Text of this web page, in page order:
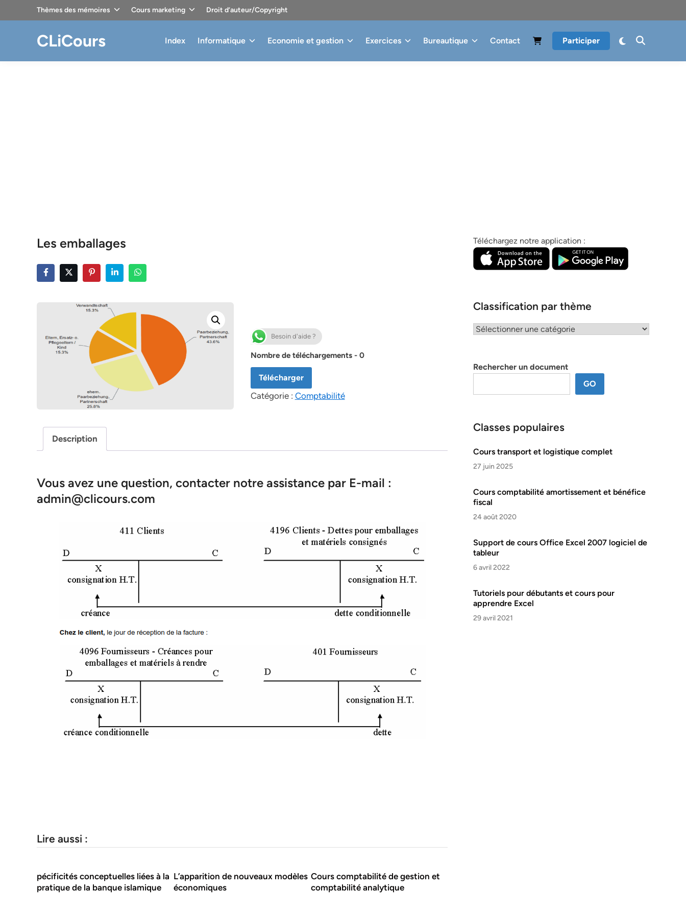
Thèmes des mémoires Cours marketing Droit d’auteur/Copyright
CLiCours Index Informatique Economie et gestion Exercices Bureautique Contact Participer
Les emballages
Besoin d'aide ?
Nombre de téléchargements - 0
Télécharger
Catégorie : Comptabilité
Description
Vous avez une question, contacter notre assistance par E-mail :
admin@clicours.com
Lire aussi :
pécificités conceptuelles liées à la
pratique de la banque islamique
L’apparition de nouveaux modèles
économiques
Cours comptabilité de gestion et
comptabilité analytique
Téléchargez notre application :
Classification par thème
Classification
Rechercher un document
GO
Classes populaires
Cours transport et logistique complet
27 juin 2025
Cours comptabilité amortissement et bénéfice
fiscal
24 août 2020
Support de cours Office Excel 2007 logiciel de
tableur
6 avril 2022
Tutoriels pour débutants et cours pour
apprendre Excel
29 avril 2021